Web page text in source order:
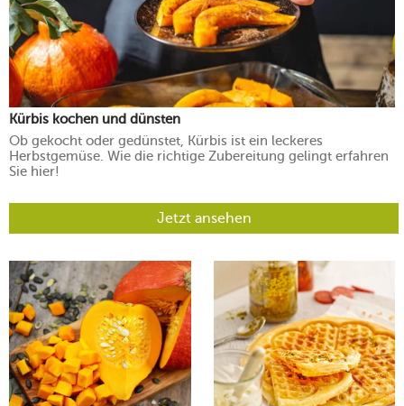
Kürbis kochen und dünsten
Ob gekocht oder gedünstet, Kürbis ist ein leckeres
Herbstgemüse. Wie die richtige Zubereitung gelingt erfahren
Sie hier!
Jetzt ansehen